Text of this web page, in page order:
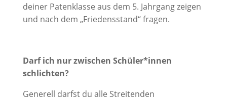
deiner Patenklasse aus dem 5. Jahrgang zeigen
und nach dem „Friedensstand“ fragen.
Darf ich nur zwischen Schüler*innen
schlichten?
Generell darfst du alle Streitenden